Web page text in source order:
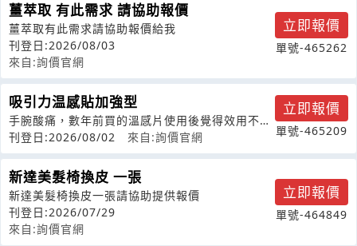
薑萃取 有此需求 請協助報價
薑萃取有此需求請協助報價給我
刊登日:2026/08/03
來自:詢價官網
立即報價
單號-465262
吸引力温感貼加強型
手腕酸痛，數年前買的溫感片使用後覺得效用不
錯，想貴公司不知目前有無販售請問有無使
刊登日:2026/08/02 來自:詢價官網
立即報價
單號-465209
新達美髮椅換皮 一張
新達美髮椅換皮一張請協助提供報價
刊登日:2026/07/29
來自:詢價官網
立即報價
單號-464849